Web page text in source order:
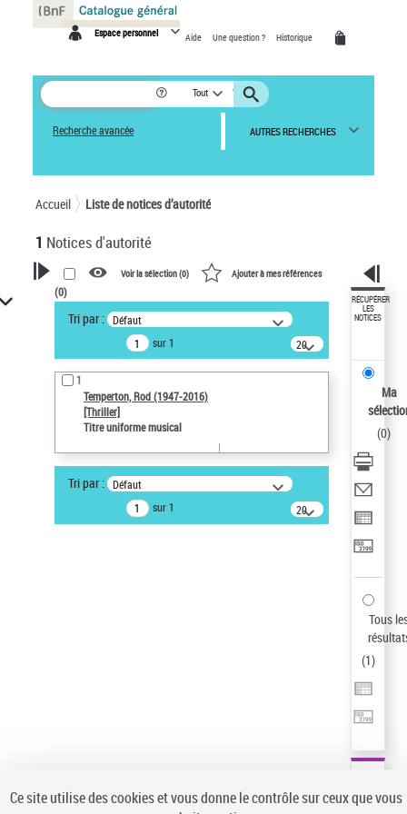
Espace personnel Aide Une question ? Historique
Tout
Recherche avancée AUTRES RECHERCHES
Accueil Liste de notices d’autorité
1 Notices d'autorité
VOTRE RECHERCHE
Recherche avancée dans les
notices d’autorité
Œuvres liées à l'auteur :
Temperton, Rod (1947-2016)
Type de notice d'autorité
Voir la sélection (0) Ajouter à mes références
(0)
Tri par : Défaut
sur 1
20
résultats/page
1
Temperton, Rod (1947-2016)
[Thriller]
Titre uniforme musical
Tri par : Défaut
sur 1
20
résultats/page
RÉCUPÉRER
LES
NOTICES
Ma
(0)
Tous
(1)
Panneau de gestion des cookies
Ce site utilise des cookies et vous donne le contrôle sur ceux que vous